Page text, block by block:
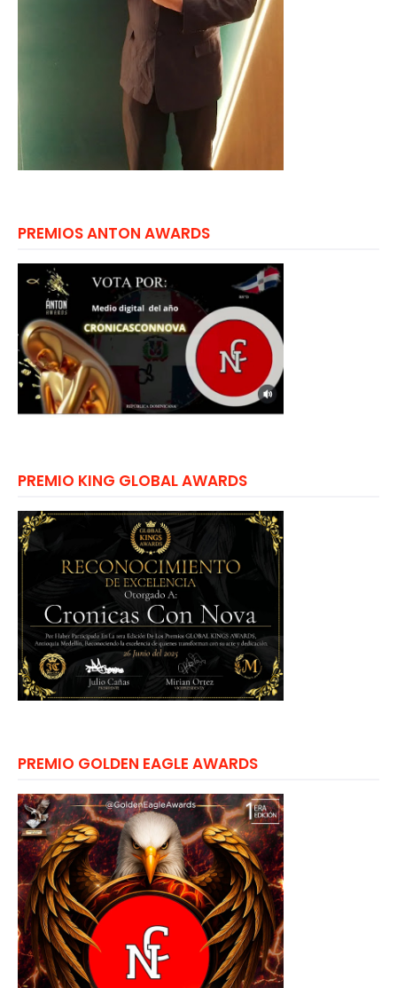
PREMIOS ANTON AWARDS
PREMIO KING GLOBAL AWARDS
PREMIO GOLDEN EAGLE AWARDS